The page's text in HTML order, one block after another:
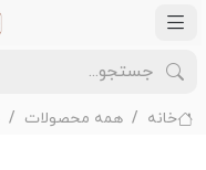
خانه همه محصولات